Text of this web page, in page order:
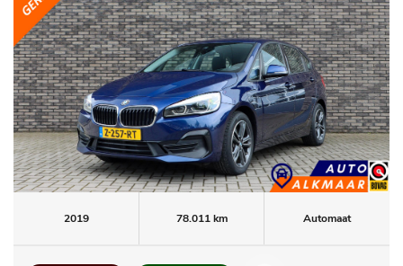
2019 78.011 km Automaat